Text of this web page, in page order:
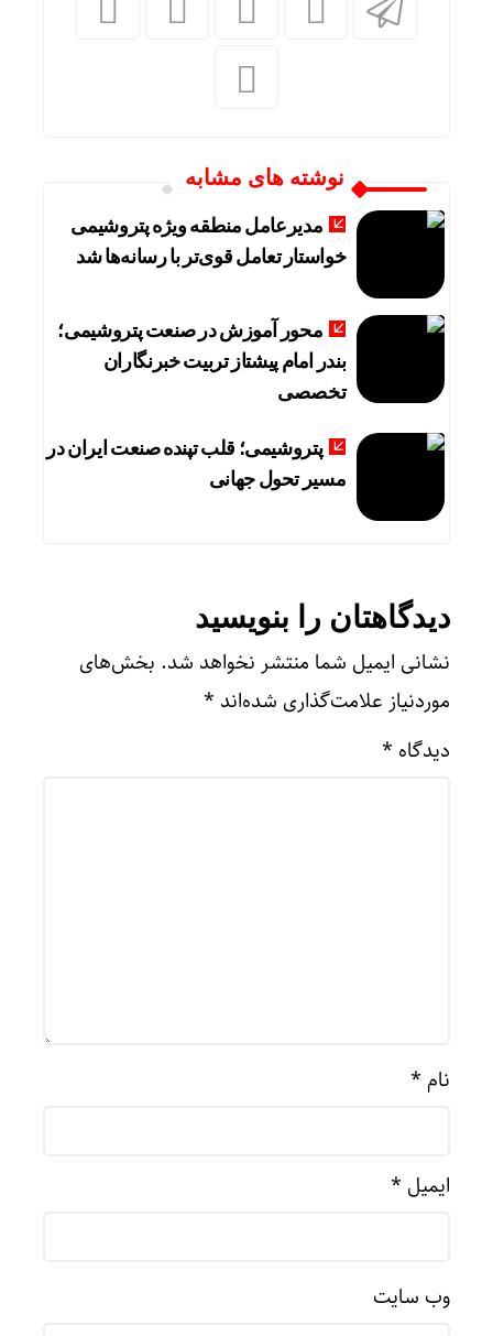
نوشته های مشابه
مدیرعامل منطقه ویژه پتروشیمی
خواستار تعامل قوی‌تر با رسانه‌ها شد
محور آموزش در صنعت پتروشیمی؛
بندر امام پیشتاز تربیت خبرنگاران
تخصصی
پتروشیمی؛ قلب تپنده صنعت ایران در
مسیر تحول جهانی
دیدگاهتان را بنویسید
نشانی ایمیل شما منتشر نخواهد شد. بخش‌های
موردنیاز علامت‌گذاری شده‌اند *
دیدگاه *
نام *
ایمیل *
وب‌ سایت